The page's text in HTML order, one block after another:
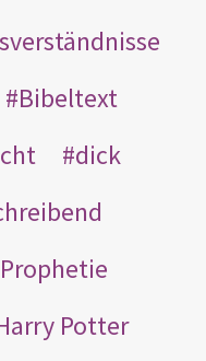
Bibeltext
dick
Prophetie
Potter